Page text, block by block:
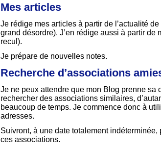
Mes articles
Je rédige mes articles à partir de l’actualité
grand désordre). J’en rédige aussi à partir
recul).
Je prépare de nouvelles notes.
Recherche d’associations
Je ne peux attendre que mon Blog prenne sa
rechercher des associations similaires,
beaucoup de temps. Je commence donc à
adresses.
Suivront, à une date totalement
ces associations.